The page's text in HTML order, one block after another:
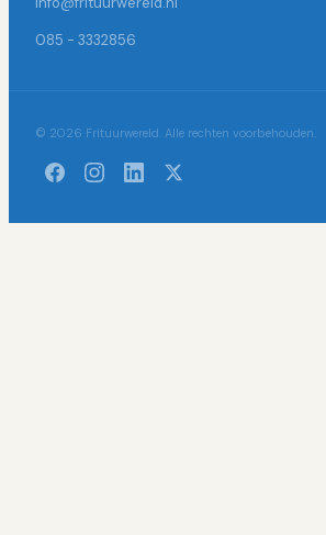
085 - 3332856
© 2026 Frituurwereld. Alle rechten voorbehouden.